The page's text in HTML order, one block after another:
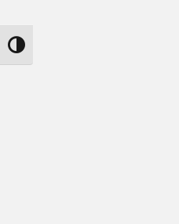
Nagy kontraszt váltása